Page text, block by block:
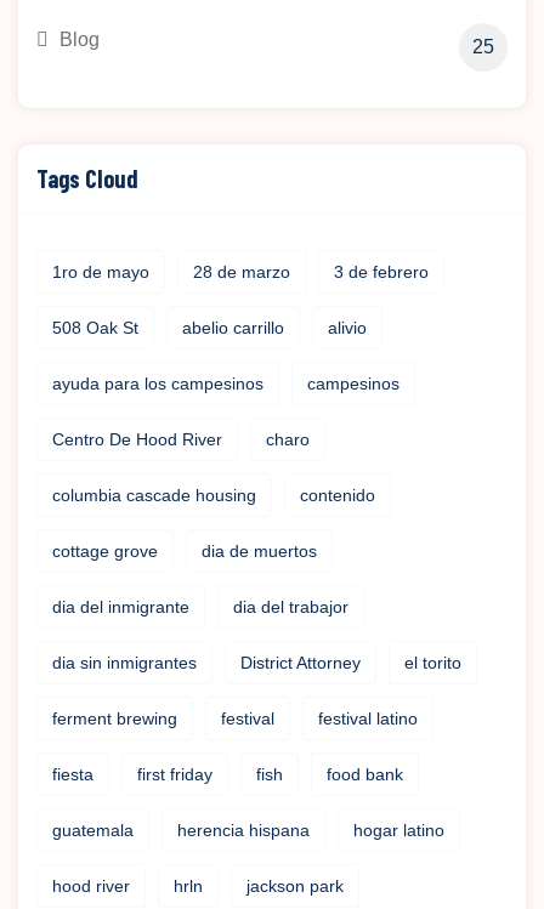
Blog 25
Tags Cloud
1ro de mayo 28 de marzo 3 de febrero
508 Oak St abelio carrillo alivio
ayuda para los campesinos campesinos
Centro De Hood River charo
columbia cascade housing contenido
cottage grove dia de muertos
dia del inmigrante dia del trabajor
dia sin inmigrantes District Attorney el torito
ferment brewing festival festival latino
fiesta first friday fish food bank
guatemala herencia hispana hogar latino
hood river hrln jackson park